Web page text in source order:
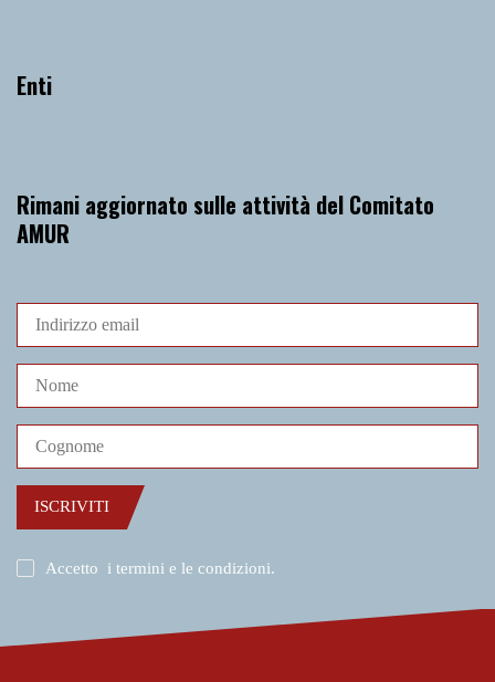
Enti
Rimani aggiornato sulle attività del Comitato
AMUR
ISCRIVITI
Accetto i termini e le condizioni.